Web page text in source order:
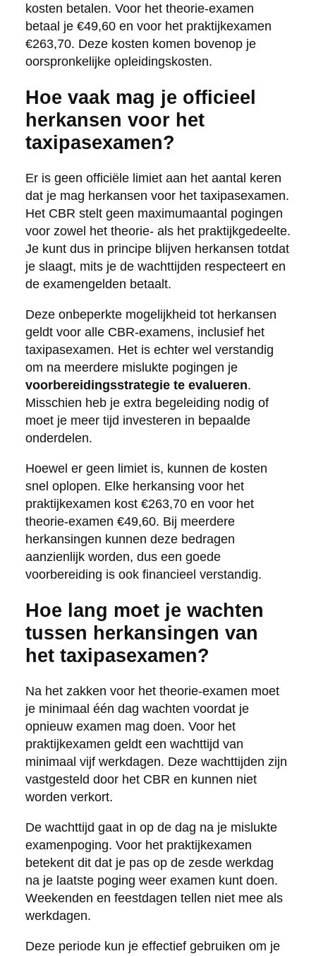
kosten betalen. Voor het theorie-examen
betaal je €49,60 en voor het praktijkexamen
€263,70. Deze kosten komen bovenop je
oorspronkelijke opleidingskosten.
Hoe vaak mag je officieel
herkansen voor het
taxipasexamen?
Er is geen officiële limiet aan het aantal keren
dat je mag herkansen voor het taxipasexamen.
Het CBR stelt geen maximumaantal pogingen
voor zowel het theorie- als het praktijkgedeelte.
Je kunt dus in principe blijven herkansen totdat
je slaagt, mits je de wachttijden respecteert en
de examengelden betaalt.
Deze onbeperkte mogelijkheid tot herkansen
geldt voor alle CBR-examens, inclusief het
taxipasexamen. Het is echter wel verstandig
om na meerdere mislukte pogingen je
voorbereidingsstrategie te evalueren.
Misschien heb je extra begeleiding nodig of
moet je meer tijd investeren in bepaalde
onderdelen.
Hoewel er geen limiet is, kunnen de kosten
snel oplopen. Elke herkansing voor het
praktijkexamen kost €263,70 en voor het
theorie-examen €49,60. Bij meerdere
herkansingen kunnen deze bedragen
aanzienlijk worden, dus een goede
voorbereiding is ook financieel verstandig.
Hoe lang moet je wachten
tussen herkansingen van
het taxipasexamen?
Na het zakken voor het theorie-examen moet
je minimaal één dag wachten voordat je
opnieuw examen mag doen. Voor het
praktijkexamen geldt een wachttijd van
minimaal vijf werkdagen. Deze wachttijden zijn
vastgesteld door het CBR en kunnen niet
worden verkort.
De wachttijd gaat in op de dag na je mislukte
examenpoging. Voor het praktijkexamen
betekent dit dat je pas op de zesde werkdag
na je laatste poging weer examen kunt doen.
Weekenden en feestdagen tellen niet mee als
werkdagen.
Deze periode kun je effectief gebruiken om je